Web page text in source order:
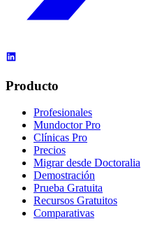
Producto
Profesionales
Mundoctor Pro
Clínicas Pro
Precios
Migrar desde Doctoralia
Demostración
Prueba Gratuita
Recursos Gratuitos
Comparativas